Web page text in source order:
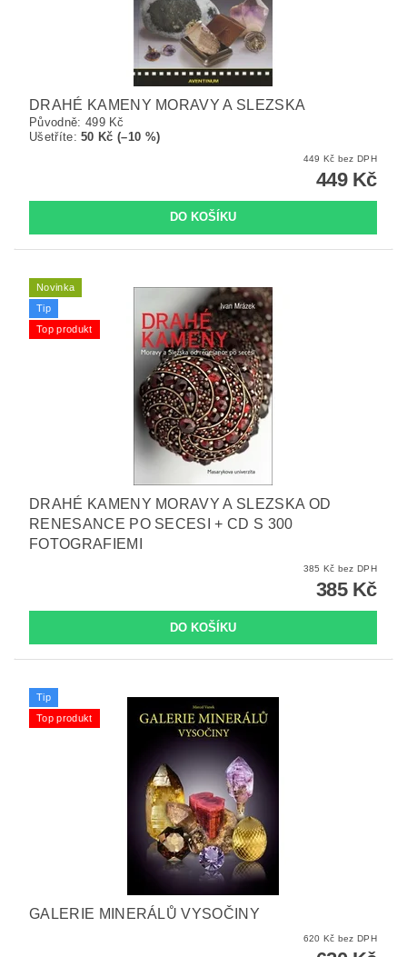
DRAHÉ KAMENY MORAVY A SLEZSKA
Původně: 499 Kč
Ušetříte:50 Kč (–10 %)
449 Kč bez DPH
449 Kč
Novinka
Tip
Top produkt
DRAHÉ KAMENY MORAVY A SLEZSKA OD
RENESANCE PO SECESI + CD S 300
FOTOGRAFIEMI
385 Kč bez DPH
385 Kč
Tip
Top produkt
GALERIE MINERÁLŮ VYSOČINY
620 Kč bez DPH